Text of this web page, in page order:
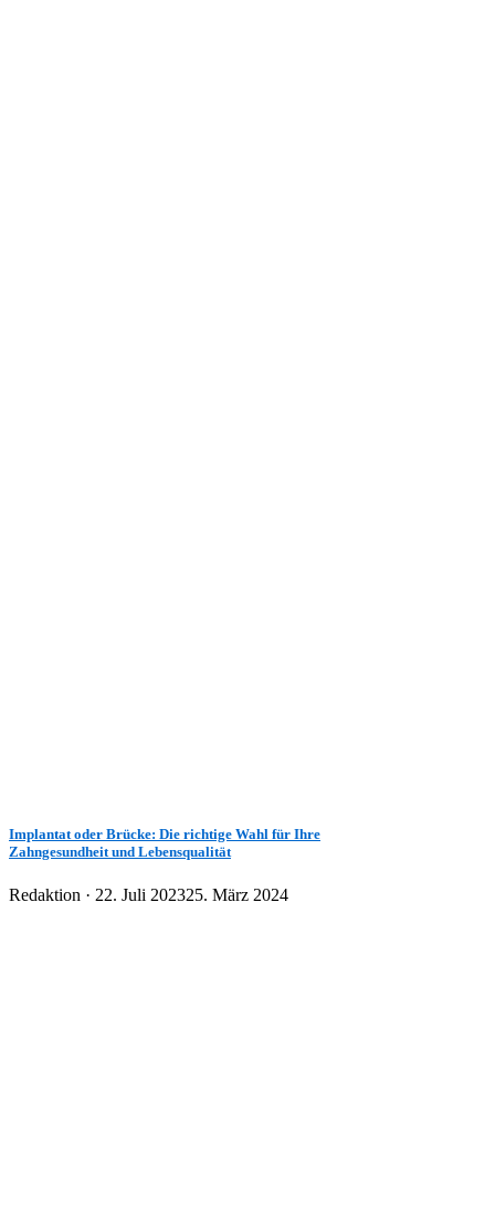
Implantat oder Brücke: Die richtige Wahl für Ihre
Zahngesundheit und Lebensqualität
Redaktion · Veröffentlicht
22. Juli 202325. März 2024